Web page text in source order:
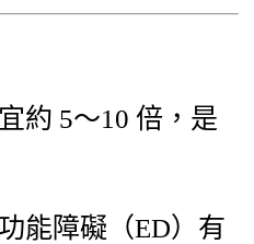
約 5～10 倍，是
能障礙（ED）有